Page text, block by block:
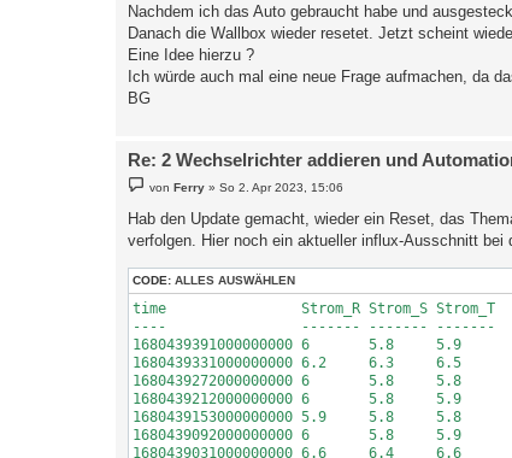
g
Nachdem ich das Auto gebraucht habe und
Danach die Wallbox wieder resetet. Jetzt scheint
Eine Idee hierzu ?
Ich würde auch mal eine neue Frage aufmachen, da
BG
Re: 2 Wechselrichter addieren und
e
i
t
r
g
vonFerry »So 2. Apr 2023, 15:06
Hab den Update gemacht, wieder ein Reset, das
verfolgen. Hier noch ein aktueller influx-Ausschnitt
CODE: ALLES AUSWÄHLEN
time                Strom_R Strom_S Strom_T
----                ------- ------- -------
1680439391000000000 6       5.8     5.9
1680439331000000000 6.2     6.3     6.5
1680439272000000000 6       5.8     5.8
1680439212000000000 6       5.8     5.9
1680439153000000000 5.9     5.8     5.8
1680439092000000000 6       5.8     5.9
1680439031000000000 6.6     6.4     6.6